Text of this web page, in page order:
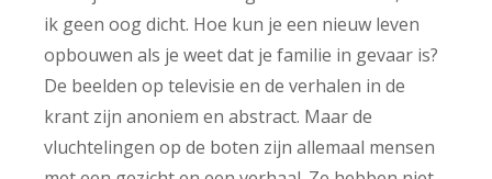
ik geen oog dicht. Hoe kun je een nieuw leven
opbouwen als je weet dat je familie in gevaar is?
De beelden op televisie en de verhalen in de
krant zijn anoniem en abstract. Maar de
vluchtelingen op de boten zijn allemaal mensen